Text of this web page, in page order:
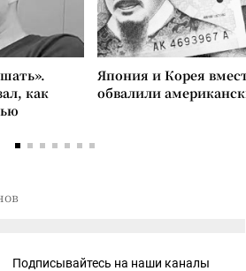
как
Япония и Корея
обвалили
Подписывайтесь на наши каналы